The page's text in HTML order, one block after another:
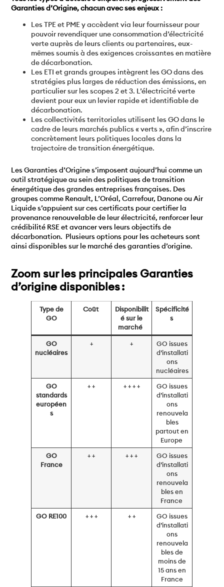
Garanties d’Origine, chacun avec ses enjeux :
Les TPE et PME y accèdent via leur fournisseur pour
pouvoir revendiquer une consommation d’électricité
verte auprès de leurs clients ou partenaires, eux-
mêmes soumis à des exigences croissantes en matière
de décarbonation.
Les ETI et grands groupes intègrent les GO dans des
stratégies plus larges de réduction des émissions, en
particulier sur les scopes 2 et 3. L’électricité verte
devient pour eux un levier rapide et identifiable de
décarbonation.
Les collectivités territoriales utilisent les GO dans le
cadre de leurs marchés publics « verts », afin d’inscrire
concrètement leurs politiques locales dans la
trajectoire de transition énergétique.
Les Garanties d’Origine s’imposent aujourd’hui comme un
outil stratégique au sein des politiques de transition
énergétique des grandes entreprises françaises. Des
groupes comme Renault, L’Oréal, Carrefour, Danone ou Air
Liquide s’appuient sur ces certificats pour certifier la
provenance renouvelable de leur électricité, renforcer leur
crédibilité RSE et avancer vers leurs objectifs de
décarbonation. Plusieurs options pour les acheteurs sont
ainsi disponibles sur le marché des garanties d’origine.
Zoom sur les principales Garanties
d’origine disponibles :
Type de
GO
Coût
Disponibilit
é sur le
marché
Spécificité
s
GO
nucléaires
+ +
GO issues
d’installati
ons
nucléaires
GO
standards
européen
s
+ + + + + +
GO issues
d’installati
ons
renouvela
bles
partout en
Europe
GO
France
+ + + + +
GO issues
d’installati
ons
renouvela
bles en
France
GO RE100
+ + + + +
GO issues
d’installati
ons
renouvela
bles de
moins de
15 ans en
France